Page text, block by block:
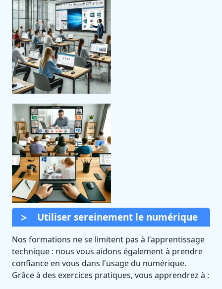
Utiliser sereinement le numérique
Nos formations ne se limitent pas à l'apprentissage
technique : nous vous aidons également à prendre
confiance en vous dans l'usage du numérique.
Grâce à des exercices pratiques, vous apprendrez à :